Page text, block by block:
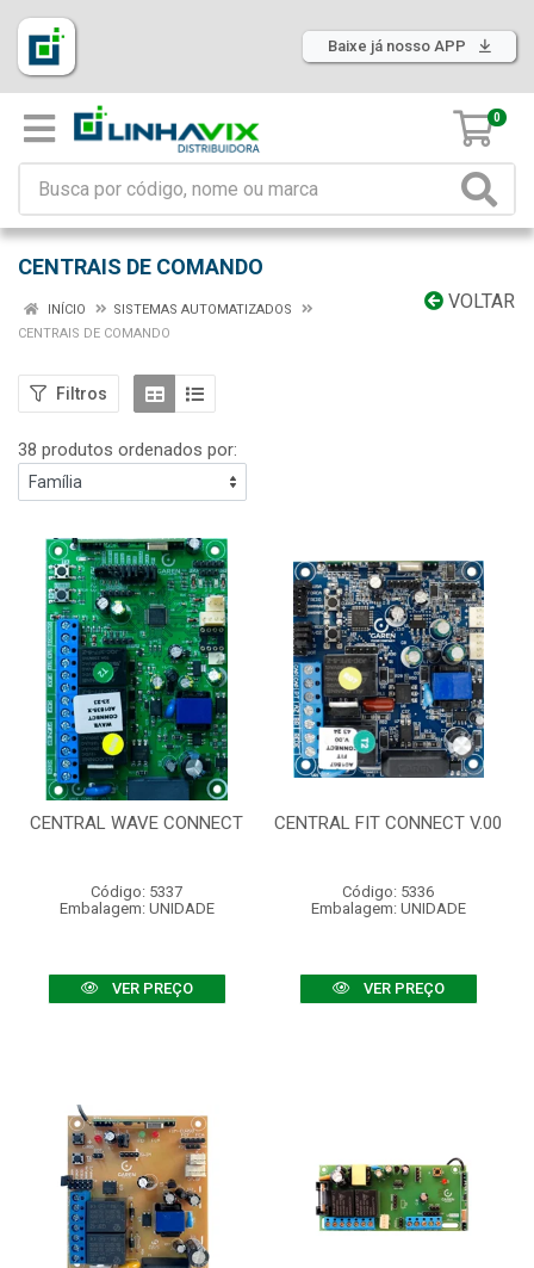
Baixe já nosso APP
0
CENTRAIS DE COMANDO
VOLTAR
INÍCIO
SISTEMAS AUTOMATIZADOS
CENTRAIS DE COMANDO
Filtros
38 produtos ordenados por:
CENTRAL WAVE CONNECT
Código: 5337
Embalagem: UNIDADE
VER PREÇO
CENTRAL FIT CONNECT V.00
Código: 5336
Embalagem: UNIDADE
VER PREÇO